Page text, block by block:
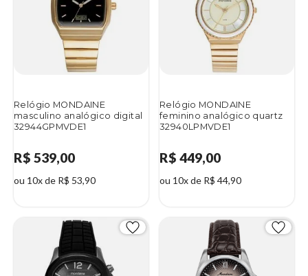
Relógio MONDAINE
masculino analógico digital
32944GPMVDE1
R$ 539,00
ou 10x de R$ 53,90
Relógio MONDAINE
feminino analógico quartz
32940LPMVDE1
R$ 449,00
ou 10x de R$ 44,90